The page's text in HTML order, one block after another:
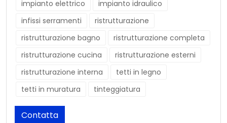
impianto elettrico
impianto idraulico
infissi serramenti
ristrutturazione
ristrutturazione bagno
ristrutturazione completa
ristrutturazione cucina
ristrutturazione esterni
ristrutturazione interna
tetti in legno
tetti in muratura
tinteggiatura
Contatta